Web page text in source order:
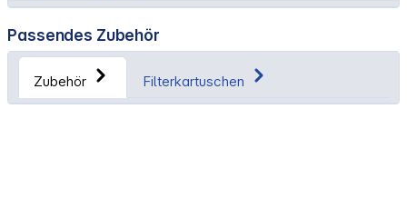
Passendes Zubehör
Zubehör Filterkartuschen